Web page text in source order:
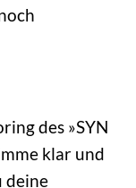
des »SYN
klar und
deine